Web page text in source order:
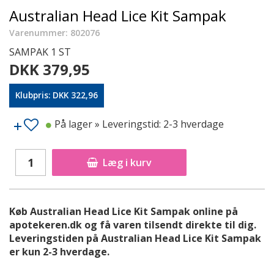
Australian Head Lice Kit Sampak
Varenummer: 802076
SAMPAK 1 ST
DKK 379,95
Klubpris: DKK 322,96
Læg i kurv
På lager» Leveringstid: 2-3 hverdage
Køb Australian Head Lice Kit Sampak online på
apotekeren.dk og få varen tilsendt direkte til dig.
Leveringstiden på Australian Head Lice Kit Sampak
er kun 2-3 hverdage.